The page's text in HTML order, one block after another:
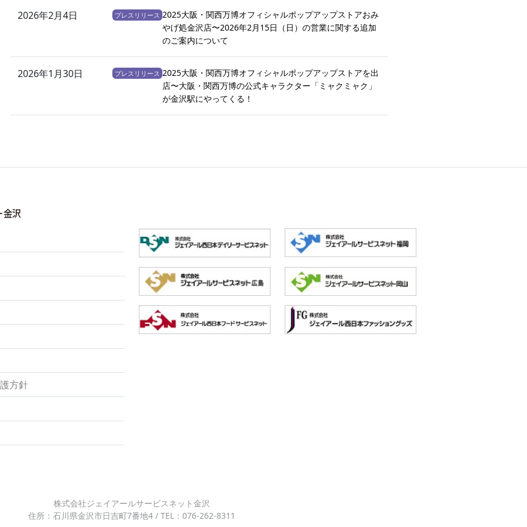
2026年2月4日 プレスリリース 2025大阪・関西万博オフィシャルポップアップストアおみ
やげ処金沢店〜2026年2月15日（日）の営業に関する追加
のご案内について
2026年1月30日 プレスリリース 2025大阪・関西万博オフィシャルポップアップストアを出
店〜大阪・関西万博の公式キャラクター「ミャクミャク」
が金沢駅にやってくる！
方針
株式会社ジェイアールサービスネット金沢
住所：石川県金沢市日吉町7番地4 / TEL：076-262-8311